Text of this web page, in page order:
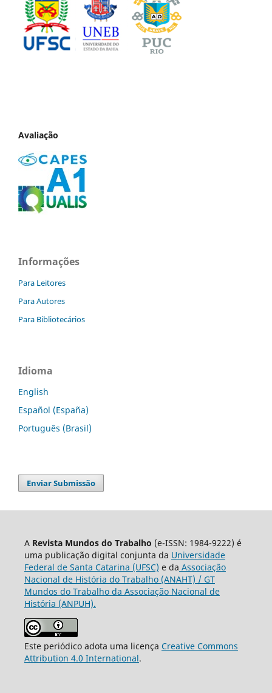
Avaliação
Informações
Para Leitores
Para Autores
Para Bibliotecários
Idioma
English
Español (España)
Português (Brasil)
Enviar Submissão
A Revista Mundos do Trabalho (e-ISSN: 1984-9222) é
uma publicação digital conjunta da Universidade
Federal de Santa Catarina (UFSC) e da Associação
Nacional de História do Trabalho (ANAHT) / GT
Mundos do Trabalho da Associação Nacional de
História (ANPUH).
Este periódico adota uma licença Creative Commons
Attribution 4.0 International.